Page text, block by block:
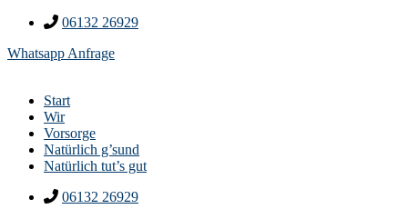
06132 26929
Whatsapp Anfrage
Start
Wir
Vorsorge
Natürlich g’sund
Natürlich tut’s gut
06132 26929